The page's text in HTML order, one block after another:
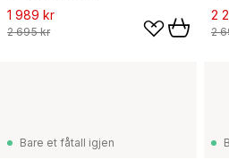
1 989 kr
2 695 kr
2
2
Bare et fåtall igjen